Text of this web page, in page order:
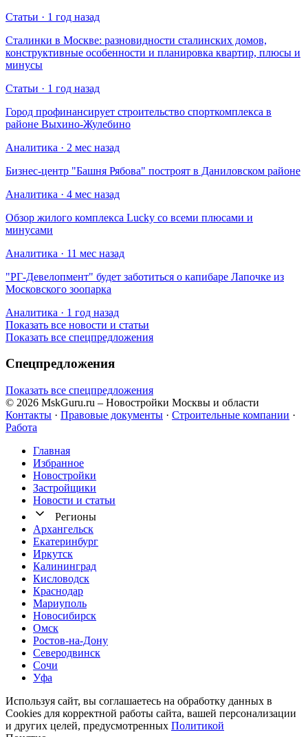
Статьи · 1 год назад
Сталинки в Москве: разновидности сталинских домов,
конструктивные особенности и планировка квартир, плюсы и
минусы
Статьи · 1 год назад
Город профинансирует строительство спорткомплекса в
районе Выхино-Жулебино
Аналитика · 2 мес назад
Бизнес-центр "Башня Рябова" построят в Даниловском районе
Аналитика · 4 мес назад
Обзор жилого комплекса Lucky со всеми плюсами и
минусами
Аналитика · 11 мес назад
​"РГ-Девелопмент" будет заботиться о капибаре Лапочке из
Московского зоопарка
Аналитика · 1 год назад
Показать все новости и статьи
Показать все спецпредложения
Спецпредложения
Показать все спецпредложения
© 2026 MskGuru.ru – Новостройки Москвы и области
Контакты · Правовые документы · Строительные компании ·
Работа
Главная
Избранное
Новостр ойки
Застройщики
Новости и статьи
Регионы
Архангельск
Екатеринбург
Иркутск
Калининград
Кисловодск
Краснодар
Мариуполь
Новосибирск
Омск
Ростов-на-Дону
Северодвинск
Сочи
Уфа
Используя сайт, вы соглашаетесь на обработку данных в
Cookies для корректной работы сайта, вашей персонализации
и других целей, предусмотренных Политикой